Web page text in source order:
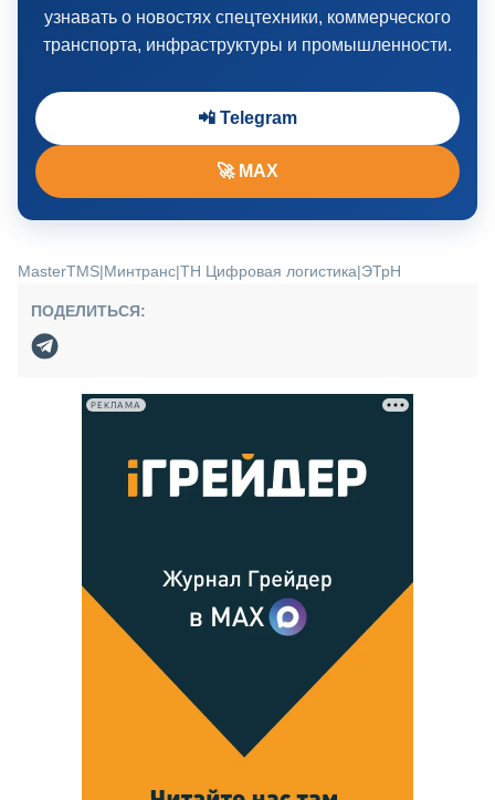
узнавать о новостях спецтехники, коммерческого
транспорта, инфраструктуры и промышленности.
📲 Telegram
🚀 MAX
MasterTMS|Минтранс|ТН Цифровая логистика|ЭТрН
ПОДЕЛИТЬСЯ:
РЕКЛАМА